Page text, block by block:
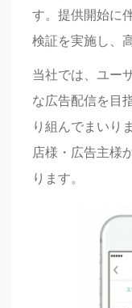
す。提供開始に
検証を実施し、
当社では、ユー
な広告配信を目
り組んでまいり
店様・広告主様
ります。